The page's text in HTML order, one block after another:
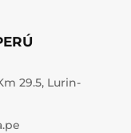
29.5, Lurin-